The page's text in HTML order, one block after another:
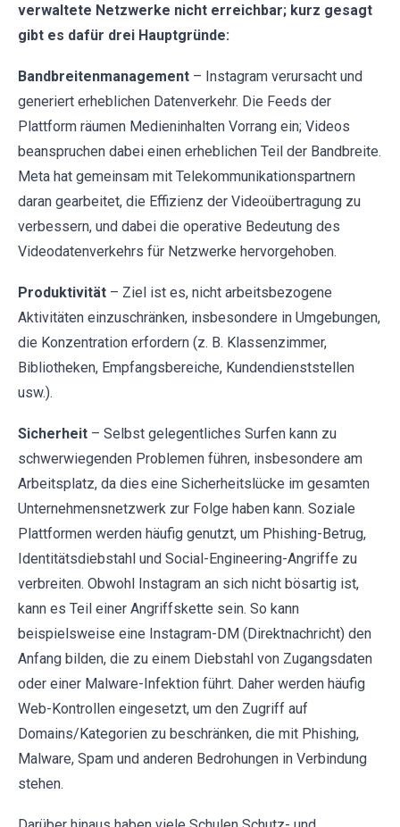
verwaltete Netzwerke nicht erreichbar; kurz gesagt
gibt es dafür drei Hauptgründe:
Bandbreitenmanagement – Instagram verursacht und
generiert erheblichen Datenverkehr. Die Feeds der
Plattform räumen Medieninhalten Vorrang ein; Videos
beanspruchen dabei einen erheblichen Teil der Bandbreite.
Meta hat gemeinsam mit Telekommunikationspartnern
daran gearbeitet, die Effizienz der Videoübertragung zu
verbessern, und dabei die operative Bedeutung des
Videodatenverkehrs für Netzwerke hervorgehoben.
Produktivität – Ziel ist es, nicht arbeitsbezogene
Aktivitäten einzuschränken, insbesondere in Umgebungen,
die Konzentration erfordern (z. B. Klassenzimmer,
Bibliotheken, Empfangsbereiche, Kundendienststellen
usw.).
Sicherheit – Selbst gelegentliches Surfen kann zu
schwerwiegenden Problemen führen, insbesondere am
Arbeitsplatz, da dies eine Sicherheitslücke im gesamten
Unternehmensnetzwerk zur Folge haben kann. Soziale
Plattformen werden häufig genutzt, um Phishing-Betrug,
Identitätsdiebstahl und Social-Engineering-Angriffe zu
verbreiten. Obwohl Instagram an sich nicht bösartig ist,
kann es Teil einer Angriffskette sein. So kann
beispielsweise eine Instagram-DM (Direktnachricht) den
Anfang bilden, die zu einem Diebstahl von Zugangsdaten
oder einer Malware-Infektion führt. Daher werden häufig
Web-Kontrollen eingesetzt, um den Zugriff auf
Domains/Kategorien zu beschränken, die mit Phishing,
Malware, Spam und anderen Bedrohungen in Verbindung
stehen.